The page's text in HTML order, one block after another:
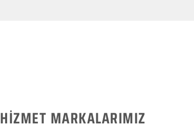
HİZMET MARKALARIMIZ